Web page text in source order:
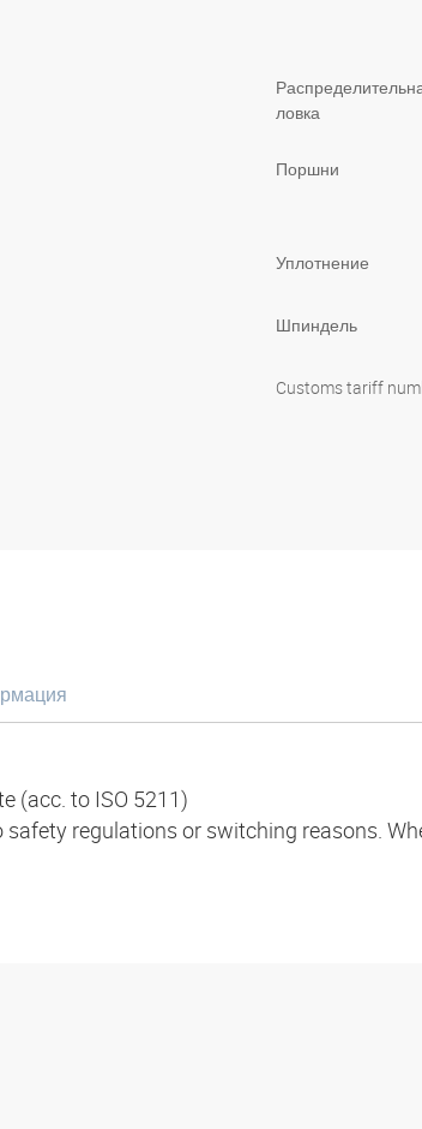
ловка
Поршни
Уплотнение
Шпиндель
Customs tariff
(acc. to ISO 5211)
regulations or switching reasons.